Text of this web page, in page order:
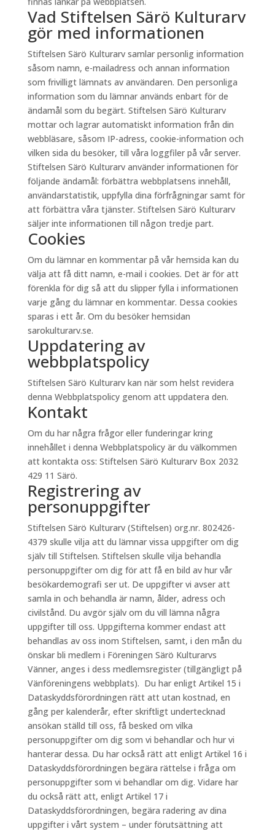
Vad Stiftelsen Särö Kulturarv
gör med informationen
Stiftelsen Särö Kulturarv samlar personlig information
såsom namn, e-mailadress och annan information
som frivilligt lämnats av användaren. Den personliga
information som du lämnar används enbart för de
ändamål som du begärt. Stiftelsen Särö Kulturarv
mottar och lagrar automatiskt information från din
webbläsare, såsom IP-adress, cookie-information och
vilken sida du besöker, till våra loggfiler på vår server.
Stiftelsen Särö Kulturarv använder informationen för
följande ändamål: förbättra webbplatsens innehåll,
användarstatistik, uppfylla dina förfrågningar samt för
att förbättra våra tjänster. Stiftelsen Särö Kulturarv
säljer inte informationen till någon tredje part.
Cookies
Om du lämnar en kommentar på vår hemsida kan du
välja att få ditt namn, e-mail i cookies. Det är för att
förenkla för dig så att du slipper fylla i informationen
varje gång du lämnar en kommentar. Dessa cookies
sparas i ett år. Om du besöker hemsidan
sarokulturarv.se.
Uppdatering av
webbplatspolicy
Stiftelsen Särö Kulturarv kan när som helst revidera
denna Webbplatspolicy genom att uppdatera den.
Kontakt
Om du har några frågor eller funderingar kring
innehållet i denna Webbplatspolicy är du välkommen
att kontakta oss: Stiftelsen Särö Kulturarv Box 2032
429 11 Särö.
Registrering av
personuppgifter
Stiftelsen Särö Kulturarv (Stiftelsen) org.nr. 802426-
4379 skulle vilja att du lämnar vissa uppgifter om dig
själv till Stiftelsen. Stiftelsen skulle vilja behandla
personuppgifter om dig för att få en bild av hur vår
besökardemografi ser ut. De uppgifter vi avser att
samla in och behandla är namn, ålder, adress och
civilstånd. Du avgör själv om du vill lämna några
uppgifter till oss. Uppgifterna kommer endast att
behandlas av oss inom Stiftelsen, samt, i den mån du
önskar bli medlem i Föreningen Särö Kulturarvs
Vänner, anges i dess medlemsregister (tillgängligt på
Vänföreningens webbplats). Du har enligt Artikel 15 i
Dataskyddsförordningen rätt att utan kostnad, en
gång per kalenderår, efter skriftligt undertecknad
ansökan ställd till oss, få besked om vilka
personuppgifter om dig som vi behandlar och hur vi
hanterar dessa. Du har också rätt att enligt Artikel 16 i
Dataskyddsförordningen begära rättelse i fråga om
personuppgifter som vi behandlar om dig. Vidare har
du också rätt att, enligt Artikel 17 i
Dataskyddsförordningen, begära radering av dina
uppgifter i vårt system – under förutsättning att